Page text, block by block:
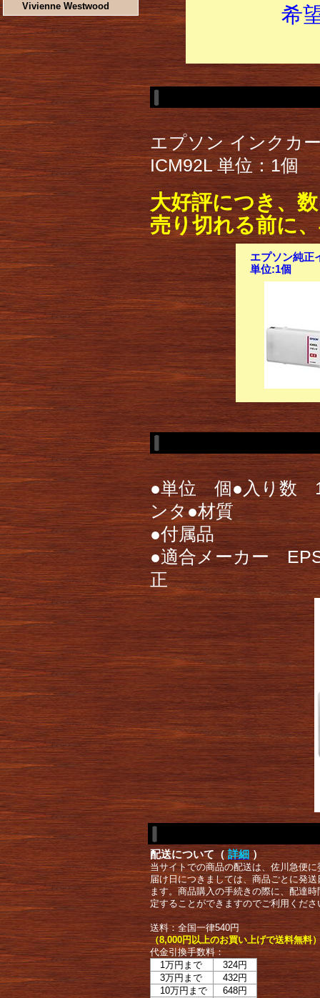
Vivienne Westwood
希
エプソン インクカ
ICM92L 単位：1個
大好評につき、
売り切れる前に
エプソン純正
単位:1個
●単位 個●入り数
ンタ●材質
●付属品
●適合メーカー
正
配送について（ 詳細 ）
当サイトでの商品の配送は、佐川急便
届け日につきましては、商品ごとに発
ます。商品購入の手続きの際に、配達
定することができますのでご利用くださ
送料：全国一律540円
（8,000円以上のお買い上げで送料無料
代金引換手数料：
1万円まで
324円
3万円まで
432円
10万円まで
648円